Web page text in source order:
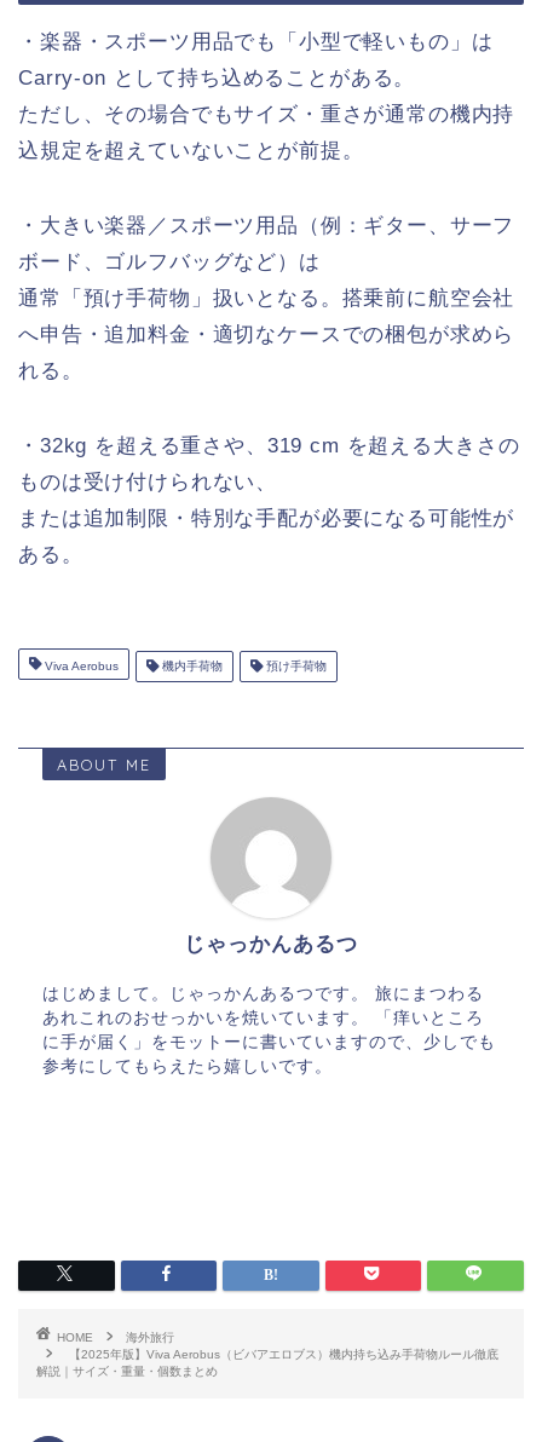
・楽器・スポーツ用品でも「小型で軽いもの」は
Carry-on として持ち込めることがある。
ただし、その場合でもサイズ・重さが通常の機内持
込規定を超えていないことが前提。
・大きい楽器／スポーツ用品（例：ギター、サーフ
ボード、ゴルフバッグなど）は
通常「預け手荷物」扱いとなる。搭乗前に航空会社
へ申告・追加料金・適切なケースでの梱包が求めら
れる。
・32kg を超える重さや、319 cm を超える大きさの
ものは受け付けられない、
または追加制限・特別な手配が必要になる可能性が
ある。
Viva Aerobus 機内手荷物 預け手荷物
ABOUT ME
じゃっかんあるつ
はじめまして。じゃっかんあるつです。 旅にまつわる
あれこれのおせっかいを焼いています。 「痒いところ
に手が届く」をモットーに書いていますので、少しでも
参考にしてもらえたら嬉しいです。
HOME
海外旅行
【2025年版】Viva Aerobus（ビバアエロブス）機内持ち込み手荷物ルール徹底
解説｜サイズ・重量・個数まとめ